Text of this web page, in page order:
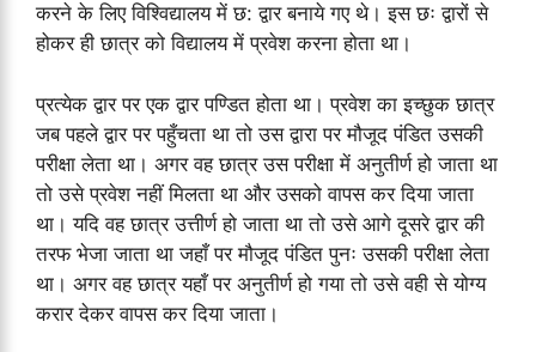
करने के लिए विश्विद्यालय में छ: द्वार बनाये गए थे। इस छः द्वारों से
होकर ही छात्र को विद्यालय में प्रवेश करना होता था।
प्रत्येक द्वार पर एक द्वार पण्डित होता था। प्रवेश का इच्छुक छात्र
जब पहले द्वार पर पहुँचता था तो उस द्वारा पर मौजूद पंडित उसकी
परीक्षा लेता था। अगर वह छात्र उस परीक्षा में अनुतीर्ण हो जाता था
तो उसे प्रवेश नहीं मिलता था और उसको वापस कर दिया जाता
था। यदि वह छात्र उत्तीर्ण हो जाता था तो उसे आगे दूसरे द्वार की
तरफ भेजा जाता था जहाँ पर मौजूद पंडित पुनः उसकी परीक्षा लेता
था। अगर वह छात्र यहाँ पर अनुतीर्ण हो गया तो उसे वही से योग्य
करार देकर वापस कर दिया जाता।